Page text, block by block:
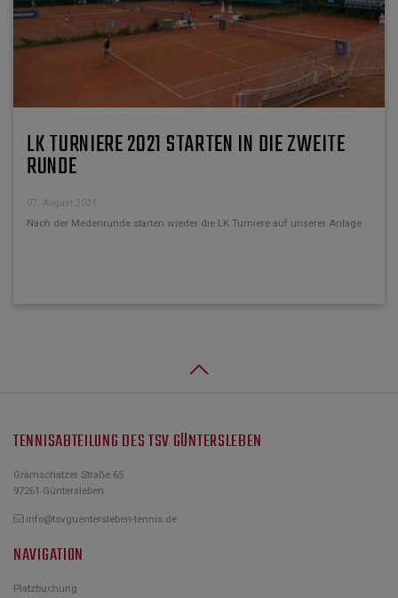
LK TURNIERE 2021 STARTEN IN DIE ZWEITE
RUNDE
07. August 2021
Nach der Medenrunde starten wieder die LK Turniere auf unserer Anlage
TENNISABTEILUNG DES TSV GÜNTERSLEBEN
Gramschatzer Straße 65
97261 Güntersleben
info@tsvguentersleben-tennis.de
NAVIGATION
Platzbuchung